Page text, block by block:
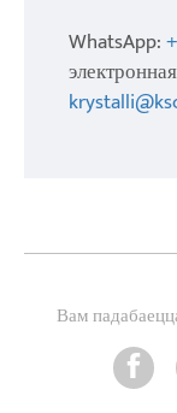
WhatsApp:
Вам